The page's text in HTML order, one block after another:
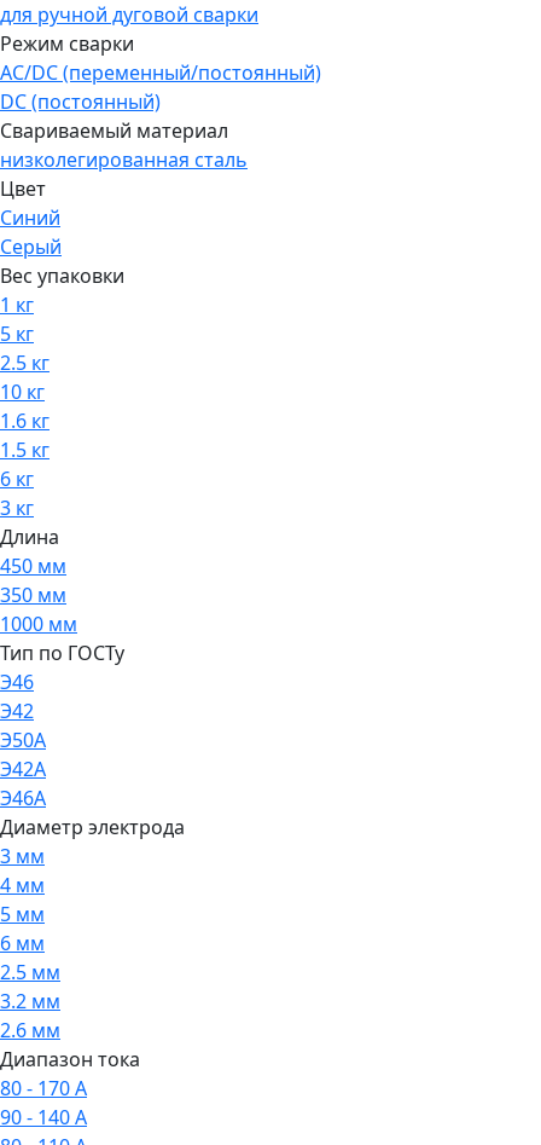
для ручной дуговой сварки
Режим сварки
AC/DC (переменный/постоянный)
DC (постоянный)
Свариваемый материал
низколегированная сталь
Цвет
Синий
Серый
Вес упаковки
1 кг
5 кг
2.5 кг
10 кг
1.6 кг
1.5 кг
6 кг
3 кг
Длина
450 мм
350 мм
1000 мм
Тип по ГОСТу
Э46
Э42
Э50А
Э42А
Э46А
Диаметр электрода
3 мм
4 мм
5 мм
6 мм
2.5 мм
3.2 мм
2.6 мм
Диапазон тока
80 - 170 А
90 - 140 А